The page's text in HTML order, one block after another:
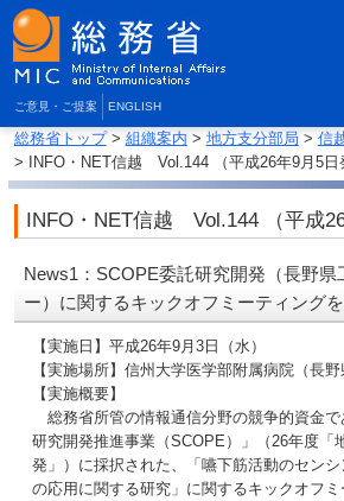
ご意見・ご提案 ENGLISH
総務省トップ> 組織案内 > 地方支分部局 > 信
> INFO・NET信越 Vol.144 （平成26年9月5日
INFO・NET信越 Vol.144 （平成26
News1：SCOPE委託研究開発（長野県
ー）に関するキックオフミーティング
【実施日】平成26年9月3日（水）
【実施場所】信州大学医学部附属病院（長野
【実施概要】
総務省所管の情報通信分野の競争的資金
研究開発推進事業（SCOPE）」（26年度「
発」）に採択された、「嚥下筋活動のセン
の応用に関する研究」に関するキックオフ